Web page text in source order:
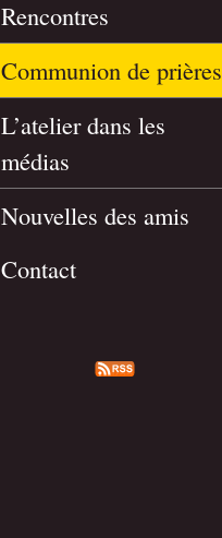
Rencontres
Communion de prières
L’atelier dans les
médias
Nouvelles des amis
Contact